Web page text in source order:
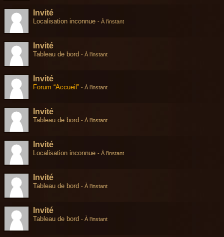
Invité
Localisation inconnue - À l’instant
Invité
Tableau de bord - À l’instant
Invité
Forum “Accueil” - À l’instant
Invité
Tableau de bord - À l’instant
Invité
Localisation inconnue - À l’instant
Invité
Tableau de bord - À l’instant
Invité
Tableau de bord - À l’instant